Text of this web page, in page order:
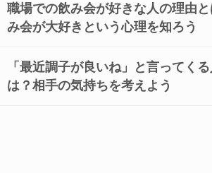
職場での飲み会が好きな人の理由
み会が大好きという心理を知ろう
「最近調子が良いね」と言ってく
は？相手の気持ちを考えよう